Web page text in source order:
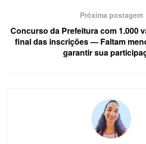
Próxima postagem
Concurso da Prefeitura com 1.000
final das inscrições — Faltam
garantir sua